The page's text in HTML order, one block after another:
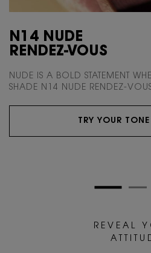
N14 NUDE
RENDEZ-VOUS
NUDE IS A BOLD STATEMENT
SHADE N14 NUDE RENDEZ-
TRY YOUR TONE
R E V E A L Y
A T T I T U